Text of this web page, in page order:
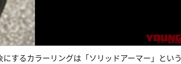
するカラーリングは「ソリッドアーマー」という